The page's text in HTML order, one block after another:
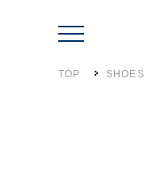
TOP SHOES